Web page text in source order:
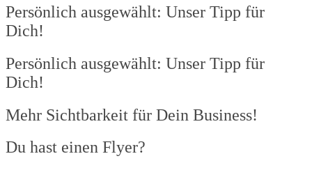
Persönlich ausgewählt: Unser Tipp für
Dich!
Persönlich ausgewählt: Unser Tipp für
Dich!
Mehr Sichtbarkeit für Dein Business!​
Du hast einen Flyer?